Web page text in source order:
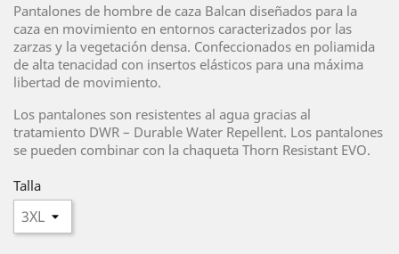
Pantalones de hombre de caza Balcan diseñados para la
caza en movimiento en entornos caracterizados por las
zarzas y la vegetación densa. Confeccionados en poliamida
de alta tenacidad con insertos elásticos para una máxima
libertad de movimiento.
Los pantalones son resistentes al agua gracias al
tratamiento DWR – Durable Water Repellent. Los pantalones
se pueden combinar con la chaqueta Thorn Resistant EVO.
Talla